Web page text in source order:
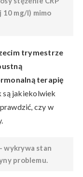
10 mg/l) mimo
trymestrze
terapię
są jakiekolwiek
czy w
wykrywa stan
problemu.